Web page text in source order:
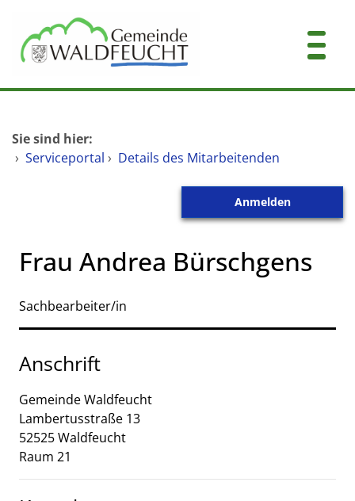
Zum Hauptinhalt springen
Dienstleistungen A-Z
Sie sind hier:
› Serviceportal › Details des Mitarbeitenden
Anmelden
Frau Andrea Bürschgens
Sachbearbeiter/in
Anschrift
Gemeinde Waldfeucht
Lambertusstraße 13
52525Waldfeucht
Raum 21